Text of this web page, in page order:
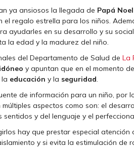
ya ansiosos la llegada de Papá Noel
el regalo estrella para los niños.
ayudarles en su desarrollo y su
la edad y la madurez del niño.
del Departamento de Salud de La
y apuntan que en el momento
educación y la seguridad.
de información para un niño, por
múltiples aspectos como son: el
sentidos y del lenguaje y el
hay que prestar especial
y si evita la estimulación de